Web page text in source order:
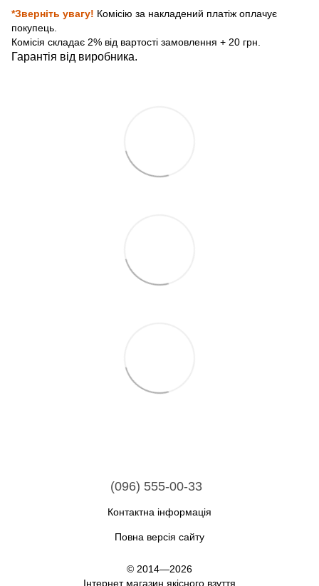
*Зверніть увагу! Комісію за накладений платіж оплачує
покупець.
Комісія складає 2% від вартості замовлення + 20 грн.
Гарантія від виробника.
(096) 555-00-33
Контактна інформація
Повна версія сайту
© 2014—2026
Інтернет магазин якісного взуття